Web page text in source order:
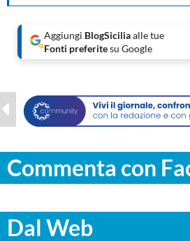
Aggiungi BlogSiciliaalle tue
Fonti preferitesu Google
Commenta con
Dal Web